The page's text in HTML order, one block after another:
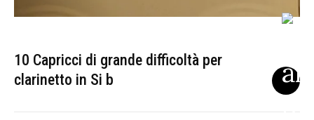
10 Capricci di grande difficoltà per
clarinetto in Si b